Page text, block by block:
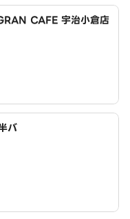
CAFE 宇治小倉店
バ